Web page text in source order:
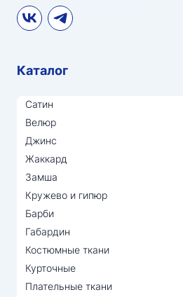
Каталог
Сатин
Велюр
Джинс
Жаккард
Замша
Кружево и гипюр
Барби
Габардин
Костюмные ткани
Курточные
Плательные ткани